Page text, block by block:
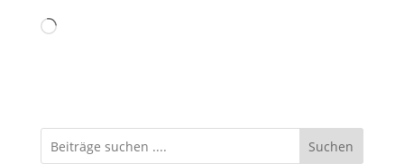
Wird
Suchen